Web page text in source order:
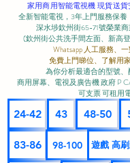
家用商用智能電視機 現貨送
全新智能電視，3年上門服務保
深水埗欽州街65-71號榮業
(欽州街公共洗手間左面、新高
Whatsapp 人工服務、
免費上門睇位、了解用
為你分析最適合的型號
商用屏幕、電視及廣告機 政府 P
可支票 可租用
24-42 43 48-50
83-86 98-100 遊戲 高